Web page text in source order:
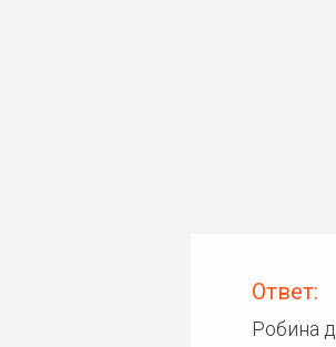
Ответ:
Робина